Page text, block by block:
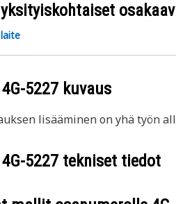
yksityiskohtaiset
4G-5227 kuvaus
lisääminen on yhä työn
4G-5227 tekniset tiedot